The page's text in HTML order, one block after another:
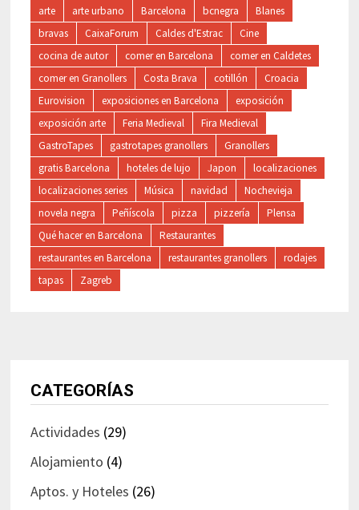
arte arte urbano Barcelona bcnegra
Blanes
bravas
CaixaForum Caldes d'Estrac
Cine
cocina de autor
comer en Barcelona
comer en Caldetes
comer en Granollers
Costa Brava cotillón
Croacia
Eurovision
exposiciones en Barcelona
exposición
exposición arte
Feria Medieval
Fira Medieval
GastroTapes
gastrotapes granollers
Granollers
gratis Barcelona
hoteles de lujo Japon
localizaciones
localizaciones series
Música navidad
Nochevieja
novela negra
Peñíscola pizza pizzería
Plensa
Qué hacer en Barcelona
Restaurantes
restaurantes en Barcelona
restaurantes granollers
rodajes
tapas
Zagreb
CATEGORÍAS
Actividades (29)
Alojamiento (4)
Aptos. y Hoteles (26)